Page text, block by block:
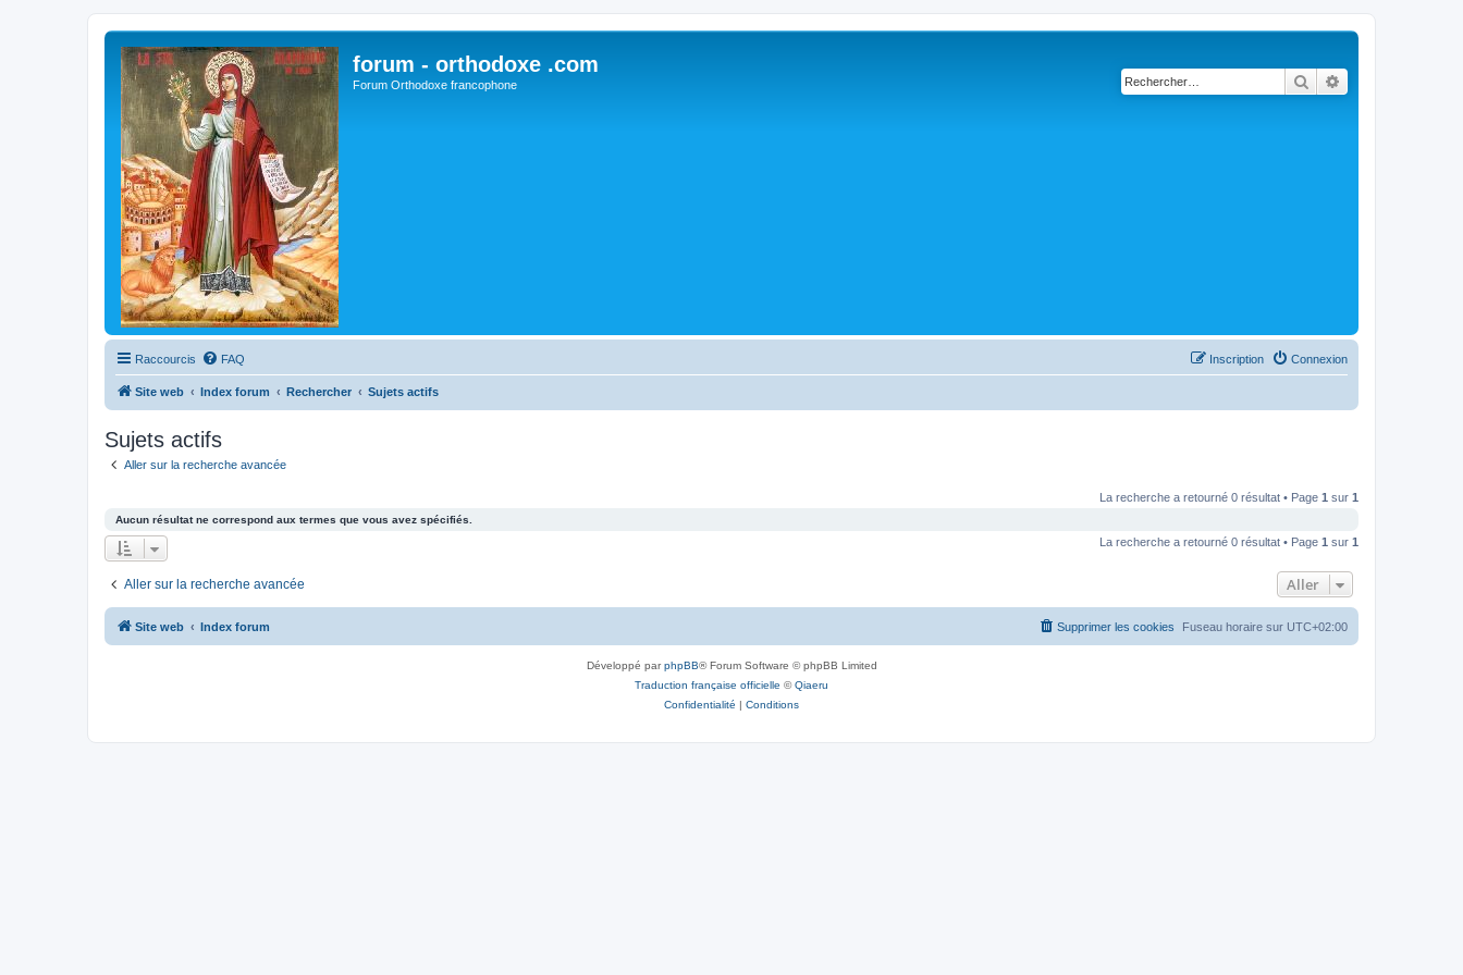
forum - orthodoxe .com
Forum Orthodoxe francophone Rechercher
Raccourcis FAQ Connexion
Inscription
Site web Index forum Rechercher Sujets actifs
Sujets actifs
Aller sur la recherche avancée
La recherche a retourné 0 résultat • Page 1 sur 1
Aucun résultat ne correspond aux termes que vous avez spécifiés.
La recherche a retourné 0 résultat • Page 1 sur 1
Aller sur la recherche avancée Aller
Site web Index forum Fuseau horaire sur UTC+02:00
Supprimer les cookies
Développé parphpBB® Forum Software © phpBB Limited
Traduction française officielle ©Qiaeru
Confidentialité | Conditions